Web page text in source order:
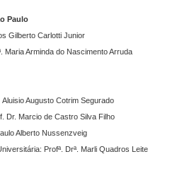
Paulo
Gilberto Carlotti Junior
Maria Arminda do Nascimento Arruda
Augusto Cotrim Segurado
Dr. Marcio de Castro Silva Filho
Alberto Nussenzveig
Profª. Drª. Marli Quadros Leite